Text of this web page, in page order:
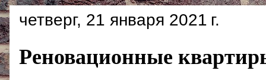
четверг, 21 января 2021 г.
Реновационные